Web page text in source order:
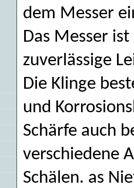
dem Messer
Das Messer
zuverlässige
Die Klinge
und
Schärfe auch
verschiedene
Schälen. as